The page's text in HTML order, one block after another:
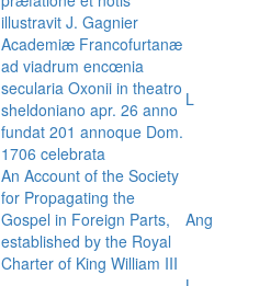
illustravit J. Gagnier
Academiæ Francofurtanæ
ad viadrum encœnia
secularia Oxonii in theatro
sheldoniano apr. 26 anno
fundat 201 annoque Dom.
1706 celebrata
L
An Account of the Society
for Propagating the
Gospel in Foreign Parts,
established by the Royal
Charter of King William III
Ang